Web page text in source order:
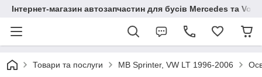
Інтернет-магазин автозапчастин для бусів Mercedes та
Товари та послуги MB Sprinter, VW LT 1996-2006